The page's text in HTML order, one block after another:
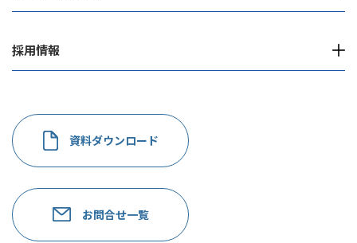
採用情報
資料ダウンロード
お問合せ一覧